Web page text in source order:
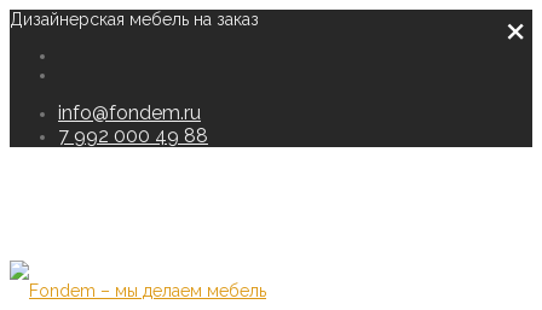
Дизайнерская мебель на заказ
info@fondem.ru
7 992 000 49 88
×